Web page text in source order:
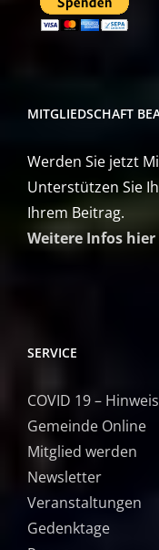
MITGLIEDSCHAFT
Werden Sie jetzt
Unterstützen Sie
Ihrem Beitrag.
Weitere Infos hier
SERVICE
COVID 19 –
Gemeinde Online
Mitglied werden
Newsletter
Veranstaltungen
Gedenktage